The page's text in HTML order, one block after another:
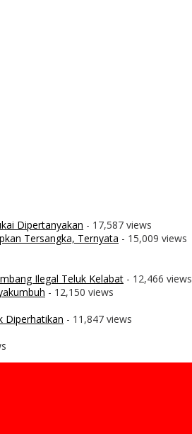
Dipertanyakan - 17,587 views
Tersangka, Ternyata - 15,009 views
Ilegal Teluk Kelabat - 12,466 views
- 12,150 views
Diperhatikan - 11,847 views